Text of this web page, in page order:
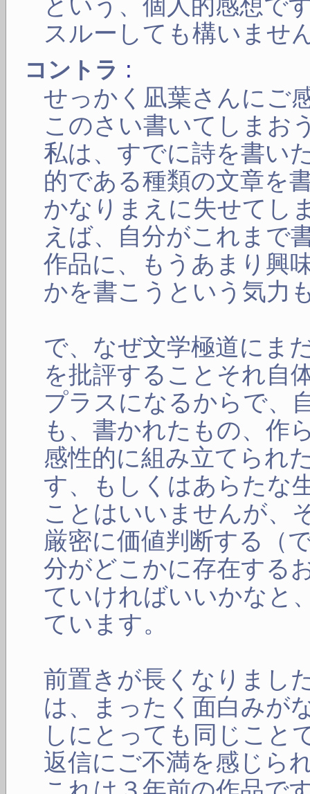
スルーしても構いませ
コントラ :
せっかく凪葉さんにご
このさい書いてしまお
私は、すでに詩を書い
的である種類の文章を
かなりまえに失せてし
えば、自分がこれまで
作品に、もうあまり興
かを書こうという気力
で、なぜ文学極道にま
を批評することそれ自
プラスになるからで、
も、書かれたもの、作
感性的に組み立てられ
す、もしくはあらたな
ことはいいませんが、
厳密に価値判断する（
分がどこかに存在する
ていければいいかなと
ています。
前置きが長くなりまし
は、まったく面白みが
しにとっても同じこと
返信にご不満を感じら